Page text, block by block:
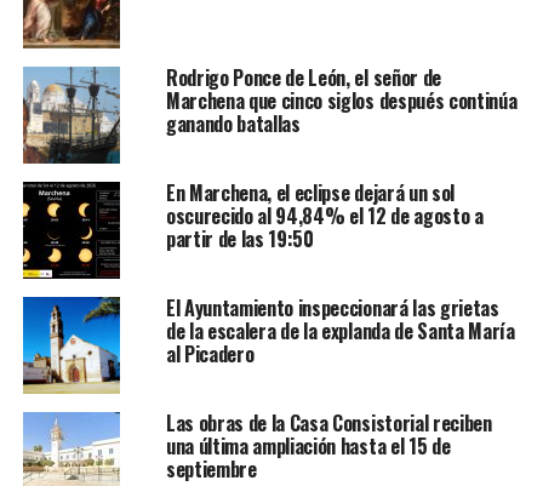
Rodrigo Ponce de León, el señor de
Marchena que cinco siglos después continúa
ganando batallas
En Marchena, el eclipse dejará un sol
oscurecido al 94,84% el 12 de agosto a
partir de las 19:50
El Ayuntamiento inspeccionará las grietas
de la escalera de la explanda de Santa María
al Picadero
Las obras de la Casa Consistorial reciben
una última ampliación hasta el 15 de
septiembre